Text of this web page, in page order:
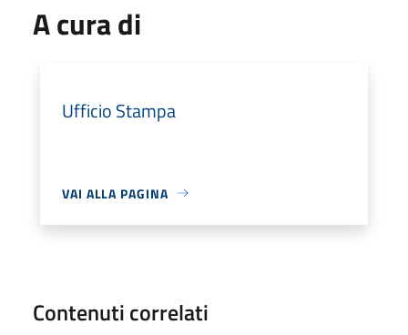
A cura di
Ufficio Stampa
VAI ALLA PAGINA
Contenuti correlati